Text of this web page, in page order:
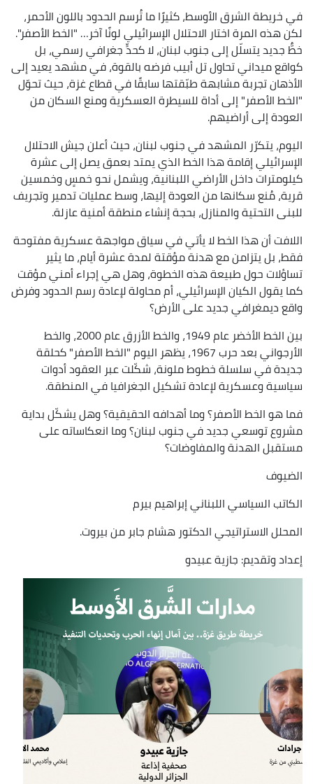
في خريطة الشرق الأوسط، كثيرًا ما تُرسم الحدود باللون الأحمر،
لكن هذه المرة اختار الاحتلال الإسرائيلي لونًا آخر… "الخط الأصفر".
خطٌّ جديد يتسلّل إلى جنوب لبنان، لا كحدٍّ جغرافي رسمي، بل
كواقع ميداني تحاول تل أبيب فرضه بالقوة، في مشهد يعيد إلى
الأذهان تجربة مشابهة طبّقتها سابقًا في قطاع غزة، حيث تحوّل
"الخط الأصفر" إلى أداة للسيطرة العسكرية ومنع السكان من
العودة إلى أراضيهم.
اليوم، يتكرّر المشهد في جنوب لبنان، حيث أعلن جيش الاحتلال
الإسرائيلي إقامة هذا الخط الذي يمتد بعمق يصل إلى عشرة
كيلومترات داخل الأراضي اللبنانية، ويشمل نحو خمسٍ وخمسين
قرية، مُنع سكانها من العودة إليها، وسط عمليات تدمير وتجريف
للبنى التحتية والمنازل، بحجة إنشاء منطقة أمنية عازلة.
اللافت أن هذا الخط لا يأتي في سياق مواجهة عسكرية مفتوحة
فقط، بل يتزامن مع هدنة مؤقتة لمدة عشرة أيام، ما يثير
تساؤلات حول طبيعة هذه الخطوة، وهل هي إجراء أمني مؤقت
كما يقول الكيان الإسرائيلي، أم محاولة لإعادة رسم الحدود وفرض
واقع ديمغرافي جديد على الأرض؟
بين الخط الأخضر عام 1949، والخط الأزرق عام 2000، والخط
الأرجواني بعد حرب 1967، يظهر اليوم "الخط الأصفر" كحلقة
جديدة في سلسلة خطوط ملونة، شكّلت عبر العقود أدوات
سياسية وعسكرية لإعادة تشكيل الجغرافيا في المنطقة.
فما هو الخط الأصفر؟ وما أهدافه الحقيقية؟ وهل يشكّل بداية
مشروع توسعي جديد في جنوب لبنان؟ وما انعكاساته على
مستقبل الهدنة والمفاوضات؟
الضيوف
الكاتب السياسي اللبناني إبراهيم بيرم
المحلل الاستراتيجي الدكتور هشام جابر من بيروت.
إعداد وتقديم: جازية عبيدو